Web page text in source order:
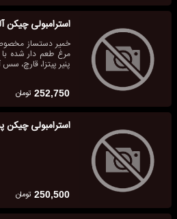
استرامبولی چیکن
پنیر پیتزا، قارچ،
252,750 تومان
استرامبولی چیکن
250,500 تومان